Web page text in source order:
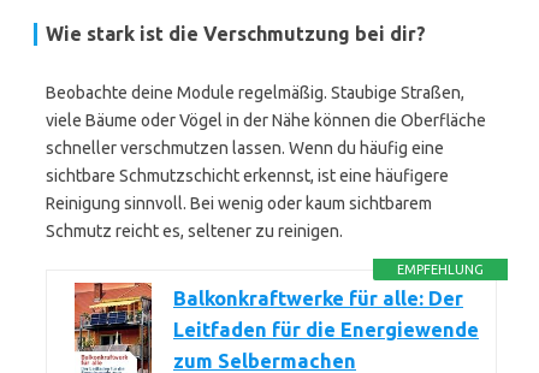
Wie stark ist die Verschmutzung bei dir?
Beobachte deine Module regelmäßig. Staubige Straßen,
viele Bäume oder Vögel in der Nähe können die Oberfläche
schneller verschmutzen lassen. Wenn du häufig eine
sichtbare Schmutzschicht erkennst, ist eine häufigere
Reinigung sinnvoll. Bei wenig oder kaum sichtbarem
Schmutz reicht es, seltener zu reinigen.
EMPFEHLUNG
Balkonkraftwerke für alle: Der
Leitfaden für die Energiewende
zum Selbermachen